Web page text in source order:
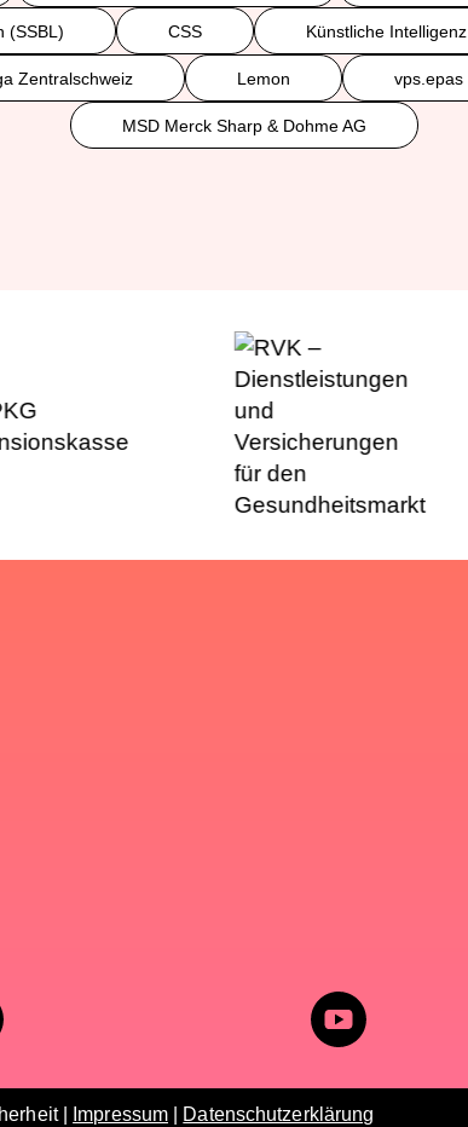
(SSBL) CSS Künstliche Intelligenz
Zentralschweiz Lemon vps.epas
MSD Merck Sharp & Dohme AG
| Impressum Datenschutzerklärung